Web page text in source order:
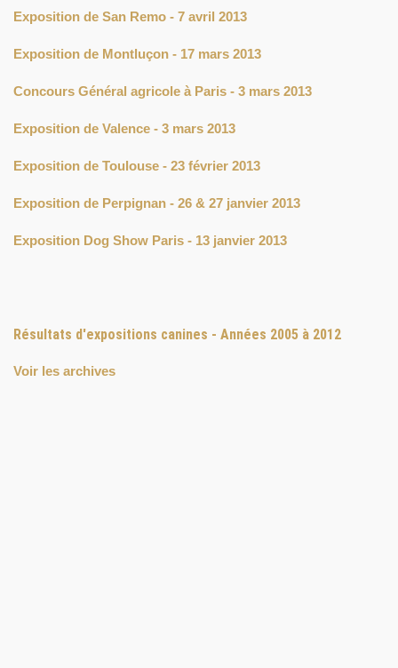
Exposition de San Remo - 7 avril 2013
Exposition de Montluçon - 17 mars 2013
Concours Général agricole à Paris - 3 mars 2013
Exposition de Valence - 3 mars 2013
Exposition de Toulouse - 23 février 2013
Exposition de Perpignan - 26 & 27 janvier 2013
Exposition Dog Show Paris - 13 janvier 2013
Résultats d'expositions canines - Années 2005 à 2012
Voir les archives